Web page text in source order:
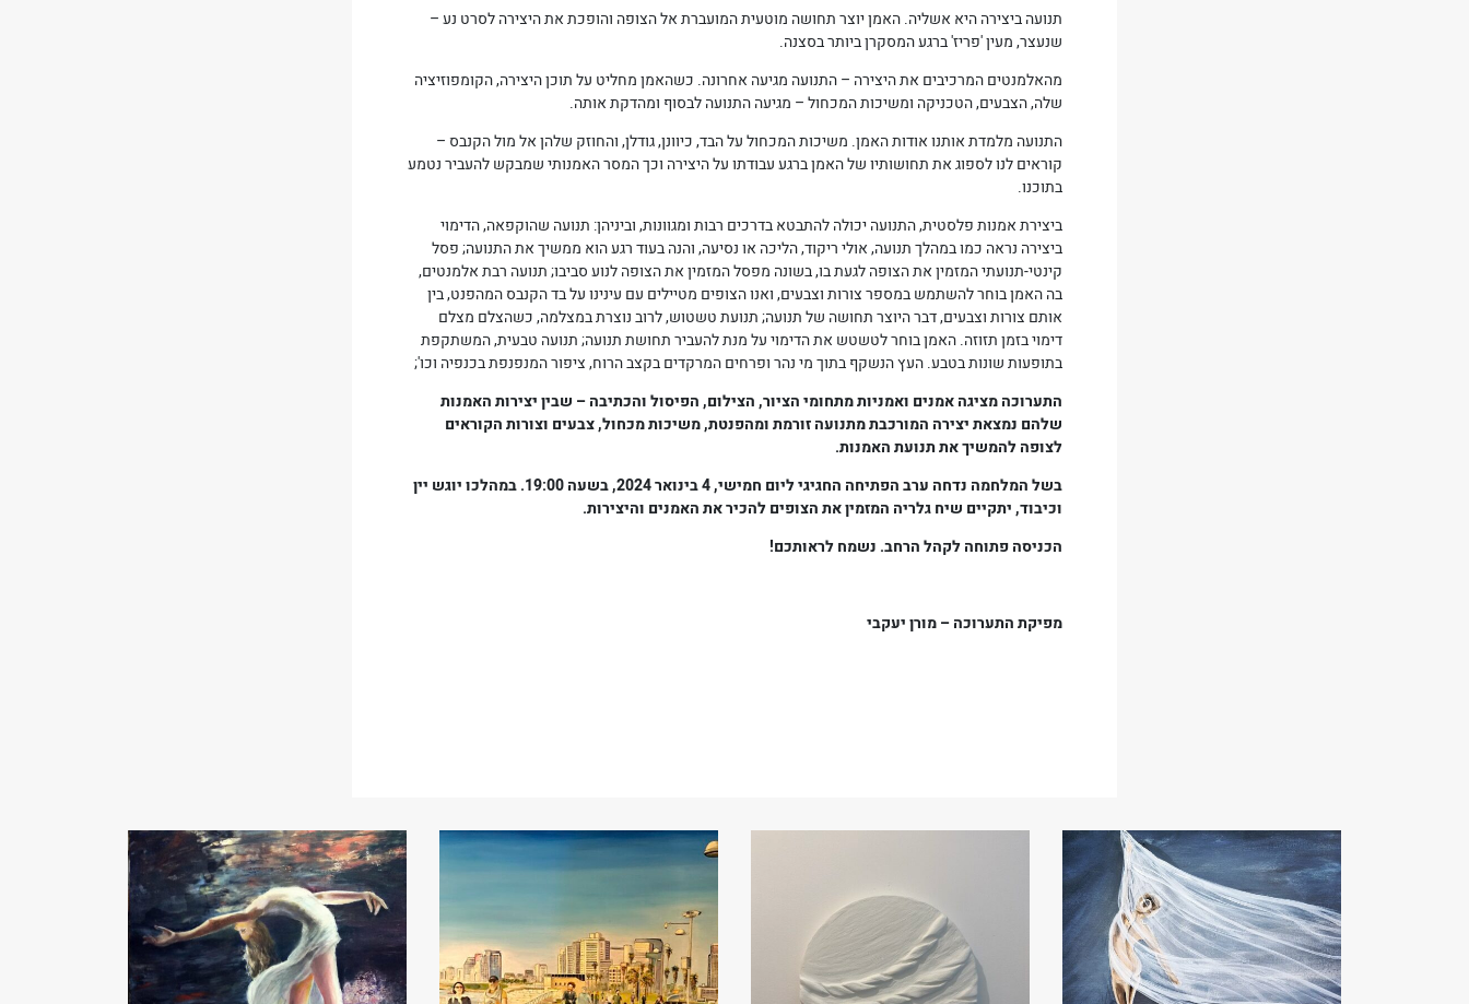
תנועה ביצירה היא אשליה. האמן יוצר תחושה מוטעית המועברת אל הצופה והופכת את היצירה לסרט נע –
שנעצר, מעין 'פריז' ברגע המסקרן ביותר בסצנה.
מהאלמנטים המרכיבים את היצירה – התנועה מגיעה אחרונה. כשהאמן מחליט על תוכן היצירה, הקומפוזיציה
שלה, הצבעים, הטכניקה ומשיכות המכחול – מגיעה התנועה לבסוף ומהדקת אותה.
התנועה מלמדת אותנו אודות האמן. משיכות המכחול על הבד, כיוונן, גודלן, והחוזק שלהן אל מול הקנבס –
קוראים לנו לספוג את תחושותיו של האמן ברגע עבודתו על היצירה וכך המסר האמנותי שמבקש להעביר נטמע
בתוכנו.
ביצירת אמנות פלסטית, התנועה יכולה להתבטא בדרכים רבות ומגוונות, וביניהן: תנועה שהוקפאה, הדימוי
ביצירה נראה כמו במהלך תנועה, אולי ריקוד, הליכה או נסיעה, והנה בעוד רגע הוא ממשיך את התנועה; פסל
קינטי-תנועתי המזמין את הצופה לגעת בו, בשונה מפסל המזמין את הצופה לנוע סביבו; תנועה רבת אלמנטים,
בה האמן בוחר להשתמש במספר צורות וצבעים, ואנו הצופים מטיילים עם עינינו על בד הקנבס המהפנט, בין
אותם צורות וצבעים, דבר היוצר תחושה של תנועה; תנועת טשטוש, לרוב נוצרת במצלמה, כשהצלם מצלם
דימוי בזמן תזוזה. האמן בוחר לטשטש את הדימוי על מנת להעביר תחושת תנועה; תנועה טבעית, המשתקפת
בתופעות שונות בטבע. העץ הנשקף בתוך מי נהר ופרחים המרקדים בקצב הרוח, ציפור המנפנפת בכנפיה וכו';
התערוכה מציגה אמנים ואמניות מתחומי הציור, הצילום, הפיסול והכתיבה – שבין יצירות האמנות
שלהם נמצאת יצירה המורכבת מתנועה זורמת ומהפנטת, משיכות מכחול, צבעים וצורות הקוראים
לצופה להמשיך את תנועת האמנות.
בשל המלחמה נדחה ערב הפתיחה החגיגי ליום חמישי, 4 בינואר 2024, בשעה 19:00.
במהלכו יוגש יין
וכיבוד,יתקיים שיח גלריה המזמין את הצופים להכיר את האמנים והיצירות.
הכניסה פתוחה לקהל הרחב. נשמח לראותכם!
מפיקת התערוכה – מורן יעקבי